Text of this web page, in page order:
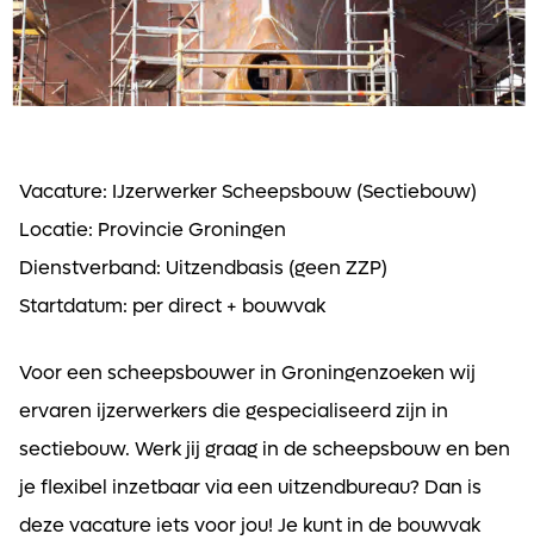
Vacature: IJzerwerker Scheepsbouw (Sectiebouw)
Locatie: Provincie Groningen
Dienstverband: Uitzendbasis (geen ZZP)
Startdatum: per direct + bouwvak
Voor een scheepsbouwer in Groningenzoeken wij
ervaren ijzerwerkers die gespecialiseerd zijn in
sectiebouw. Werk jij graag in de scheepsbouw en ben
je flexibel inzetbaar via een uitzendbureau? Dan is
deze vacature iets voor jou! Je kunt in de bouwvak